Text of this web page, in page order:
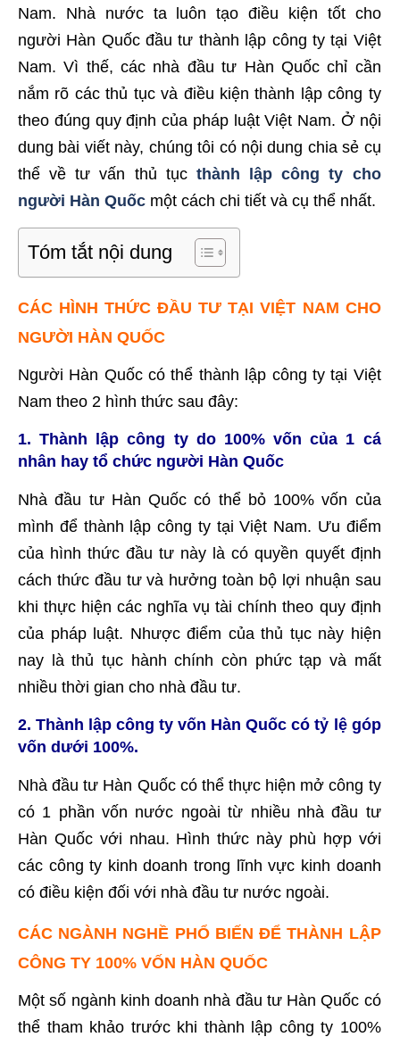
Nam. Nhà nước ta luôn tạo điều kiện tốt cho
người Hàn Quốc đầu tư thành lập công ty tại Việt
Nam. Vì thế, các nhà đầu tư Hàn Quốc chỉ cần
nắm rõ các thủ tục và điều kiện thành lập công ty
theo đúng quy định của pháp luật Việt Nam. Ở nội
dung bài viết này, chúng tôi có nội dung chia sẻ cụ
thể về tư vấn thủ tục thành lập công ty cho
người Hàn Quốc một cách chi tiết và cụ thể nhất.
Tóm tắt nội dung
CÁC HÌNH THỨC ĐẦU TƯ TẠI VIỆT NAM CHO
NGƯỜI HÀN QUỐC
Người Hàn Quốc có thể thành lập công ty tại Việt
Nam theo 2 hình thức sau đây:
1. Thành lập công ty do 100% vốn của 1 cá
nhân hay tổ chức người Hàn Quốc
Nhà đầu tư Hàn Quốc có thể bỏ 100% vốn của
mình để thành lập công ty tại Việt Nam. Ưu điểm
của hình thức đầu tư này là có quyền quyết định
cách thức đầu tư và hưởng toàn bộ lợi nhuận sau
khi thực hiện các nghĩa vụ tài chính theo quy định
của pháp luật. Nhược điểm của thủ tục này hiện
nay là thủ tục hành chính còn phức tạp và mất
nhiều thời gian cho nhà đầu tư.
2. Thành lập công ty vốn Hàn Quốc có tỷ lệ góp
vốn dưới 100%.
Nhà đầu tư Hàn Quốc có thể thực hiện mở công ty
có 1 phần vốn nước ngoài từ nhiều nhà đầu tư
Hàn Quốc với nhau. Hình thức này phù hợp với
các công ty kinh doanh trong lĩnh vực kinh doanh
có điều kiện đối với nhà đầu tư nước ngoài.
CÁC NGÀNH NGHỀ PHỔ BIẾN ĐỂ THÀNH LẬP
CÔNG TY 100% VỐN HÀN QUỐC
Một số ngành kinh doanh nhà đầu tư Hàn Quốc có
thể tham khảo trước khi thành lập công ty 100%